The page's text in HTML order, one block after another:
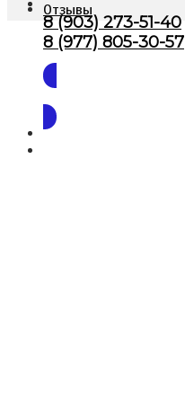
8 (903) 273-51-40
8 (977) 805-30-57
Отзывы